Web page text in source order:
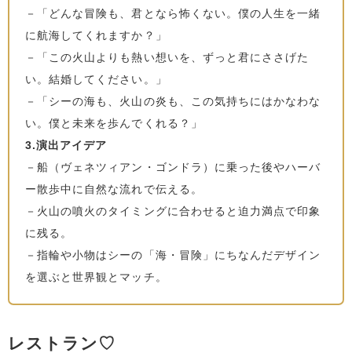
－「どんな冒険も、君となら怖くない。僕の人生を一緒
に航海してくれますか？」
－「この火山よりも熱い想いを、ずっと君にささげた
い。結婚してください。」
－「シーの海も、火山の炎も、この気持ちにはかなわな
い。僕と未来を歩んでくれる？」
3.演出アイデア
－船（ヴェネツィアン・ゴンドラ）に乗った後やハーバ
ー散歩中に自然な流れで伝える。
－火山の噴火のタイミングに合わせると迫力満点で印象
に残る。
－指輪や小物はシーの「海・冒険」にちなんだデザイン
を選ぶと世界観とマッチ。
レストラン♡